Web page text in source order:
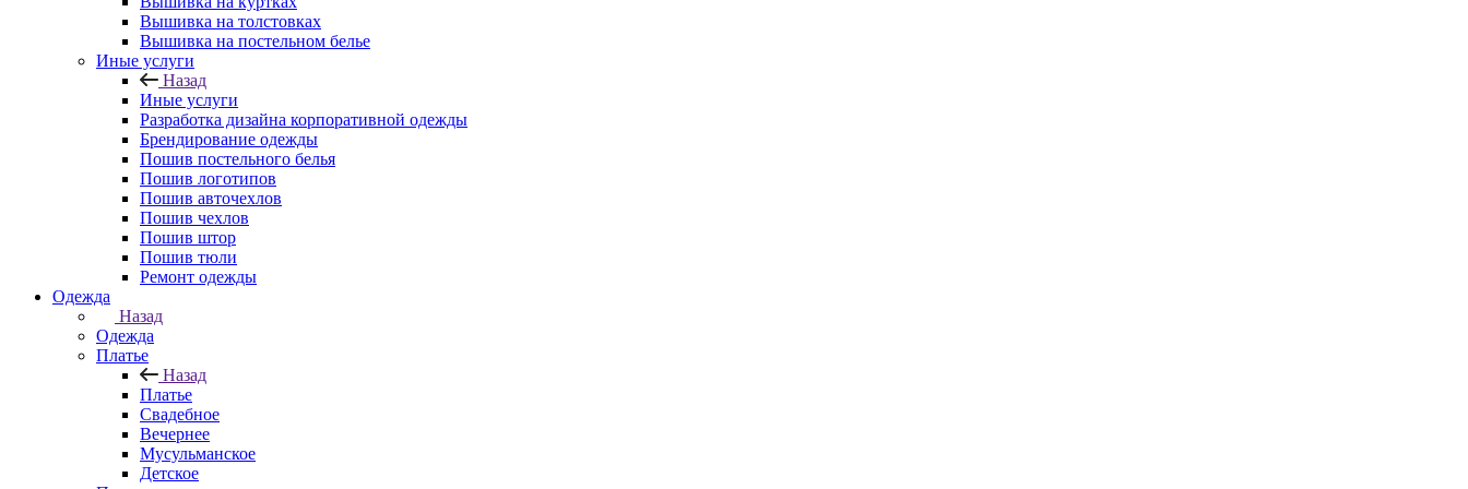
Вышивка на толстовках
Вышивка на постельном белье
Иные услуги
Назад
Иные услуги
Разработка дизайна корпоративной одежды
Брендирование одежды
Пошив постельного белья
Пошив логотипов
Пошив авточехлов
Пошив чехлов
Пошив штор
Пошив тюли
Ремонт одежды
Одежда
Назад
Одежда
Платье
Назад
Платье
Свадебное
Вечернее
Мусульманское
Детское